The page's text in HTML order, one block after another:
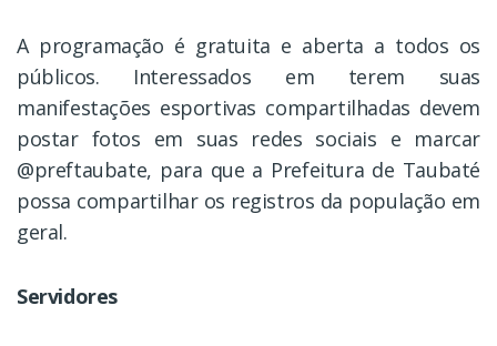
A programação é gratuita e aberta a todos os
públicos. Interessados em terem suas
manifestações esportivas compartilhadas devem
postar fotos em suas redes sociais e marcar
@‌preftaubate, para que a Prefeitura de Taubaté
possa compartilhar os registros da população em
geral.
Servidores